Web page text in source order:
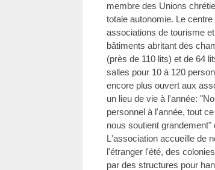
membre des Unions
totale autonomie. Le
associations de tourisme
bâtiments abritant des
(près de 110 lits) et de 64
salles pour 10 à 120
encore plus ouvert aux
un lieu de vie à l'année:
personnel à l'année, tout
nous soutient
L'association accueille de
l'étranger l'été, des
par des structures pour